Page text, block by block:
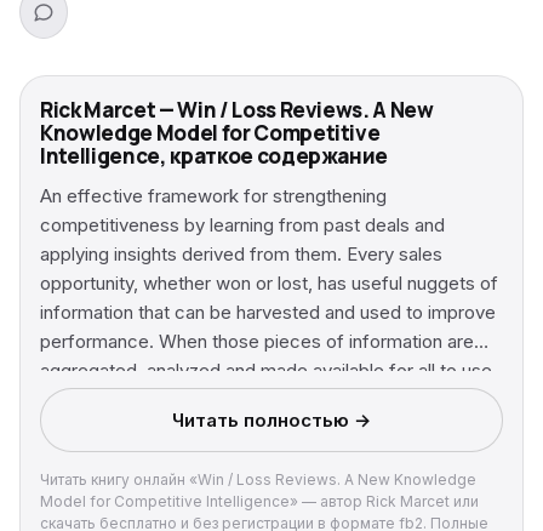
Rick Marcet — Win / Loss Reviews. A New
Knowledge Model for Competitive
Intelligence, краткое содержание
An effective framework for strengthening
competitiveness by learning from past deals and
applying insights derived from them. Every sales
opportunity, whether won or lost, has useful nuggets of
information that can be harvested and used to improve
performance. When those pieces of information are
aggregated, analyzed and made available for all to use,
the organization’s competitive position is greatly
enhanced. Reveals how to turn field sales teams, a
mostly underutilized resource, into net producers of
competitive intelligence Exposes new and
unconventional approaches for gathering and
Читать полностью →
Читать книгу онлайн «Win / Loss Reviews. A New Knowledge
Model for Competitive Intelligence» — автор Rick Marcet или
скачать бесплатно и без регистрации в формате fb2. Полные